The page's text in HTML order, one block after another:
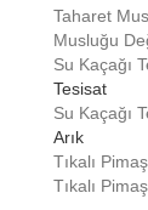
Taharet
Musluğu
Su Kaçağı
Tesisat
Su Kaçağı
Arık
Tıkalı
Tıkalı